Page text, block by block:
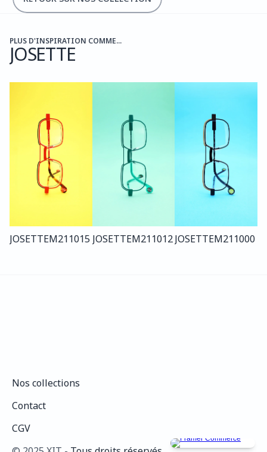
PLUS D'INSPIRATION COMME...
JOSETTE
JOSETTEM211015 JOSETTEM211012JOSETTEM211000
Nos collections
Contact
CGV